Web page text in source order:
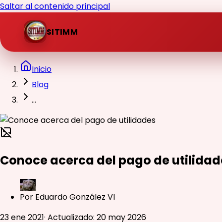
Saltar al contenido principal
SITIMM
Inicio
Blog
...
Conoce acerca del pago de
Por Eduardo González Vl
23 ene 2021· Actualizado: 20 may 2026